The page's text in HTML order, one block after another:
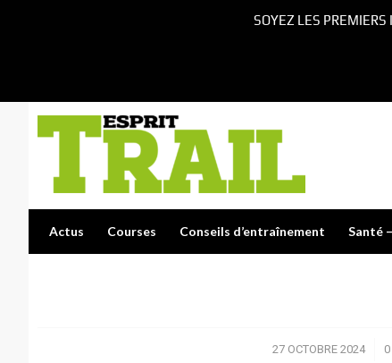
Actus Courses Conseils d’entraînement Santé
27 OCTOBRE 2024
/
SOYEZ LES